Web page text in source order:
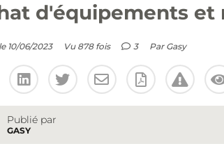
d'équipements
10/06/2023 Vu 878 fois 3 Par Gasy
Publié par
GASY